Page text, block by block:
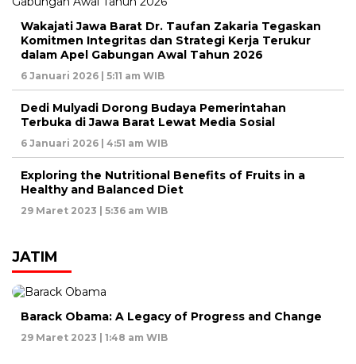
Wakajati Jawa Barat Dr. Taufan Zakaria Tegaskan
Komitmen Integritas dan Strategi Kerja Terukur
dalam Apel Gabungan Awal Tahun 2026
6 Januari 2026 | 5:11 am WIB
Dedi Mulyadi Dorong Budaya Pemerintahan
Terbuka di Jawa Barat Lewat Media Sosial
6 Januari 2026 | 4:51 am WIB
Exploring the Nutritional Benefits of Fruits in a
Healthy and Balanced Diet
29 Maret 2023 | 5:36 am WIB
JATIM
Barack Obama: A Legacy of Progress and Change
29 Maret 2023 | 1:48 am WIB